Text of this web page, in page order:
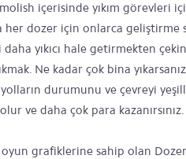
içerisinde yıkım görevleri
her dozer için onlarca
yıkıcı hale getirmekten
Ne kadar çok bina
durumunu ve çevreyi
ve daha çok para kazanırsınız.
grafiklerine sahip olan